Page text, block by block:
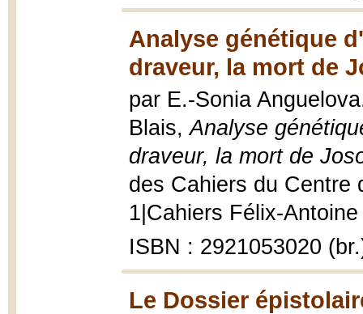
Analyse génétique
draveur, la mort de
par E.-Sonia
Blais,Analyse
draveur, la mort de
des Cahiers du Centre
1|Cahiers Félix-
ISBN : 2921053020
Le Dossier